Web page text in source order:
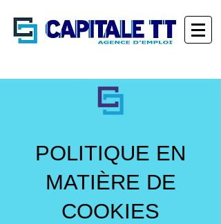
POLITIQUE EN
MATIÈRE DE
COOKIES